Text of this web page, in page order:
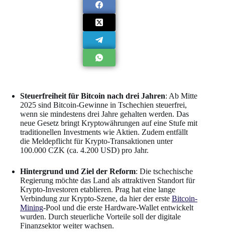
Steuerfreiheit für Bitcoin nach drei Jahren: Ab Mitte
2025 sind Bitcoin-Gewinne in Tschechien steuerfrei,
wenn sie mindestens drei Jahre gehalten werden. Das
neue Gesetz bringt Kryptowährungen auf eine Stufe mit
traditionellen Investments wie Aktien. Zudem entfällt
die Meldepflicht für Krypto-Transaktionen unter
100.000 CZK (ca. 4.200 USD) pro Jahr.
Hintergrund und Ziel der Reform: Die tschechische
Regierung möchte das Land als attraktiven Standort für
Krypto-Investoren etablieren. Prag hat eine lange
Verbindung zur Krypto-Szene, da hier der erste Bitcoin-
Mining-Pool und die erste Hardware-Wallet entwickelt
wurden. Durch steuerliche Vorteile soll der digitale
Finanzsektor weiter wachsen.